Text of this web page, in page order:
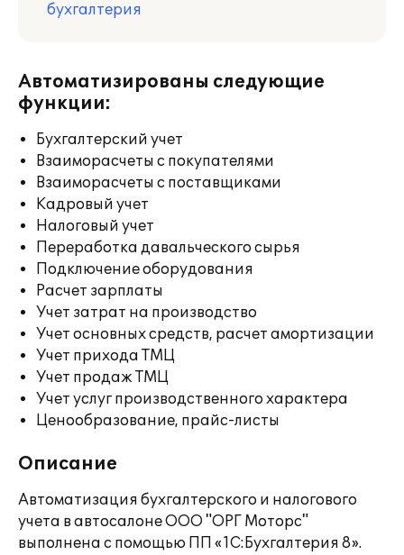
бухгалтерия
Автоматизированы следующие
функции:
Бухгалтерский учет
Взаиморасчеты с покупателями
Взаиморасчеты с поставщиками
Кадровый учет
Налоговый учет
Переработка давальческого сырья
Подключение оборудования
Расчет зарплаты
Учет затрат на производство
Учет основных средств, расчет амортизации
Учет прихода ТМЦ
Учет продаж ТМЦ
Учет услуг производственного характера
Ценообразование, прайс-листы
Описание
Автоматизация бухгалтерского и налогового
учета в автосалоне ООО "ОРГ Моторс"
выполнена с помощью ПП «1С:Бухгалтерия 8».